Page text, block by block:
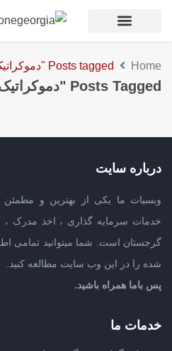
Home Posts tagged "دموکراتیک"
Posts Tagged "دموکراتیک"
درباره سایت
وبسیات ما یکی از بهترین و مطمئن
خدمات سرمایه گذاری ، اخذ مدرک ،
گرجستان است. شما میتوانید تمامی
شده را در این وب سایت مطالعه کنید.
پس باما همراه باشید.
خدمات ما